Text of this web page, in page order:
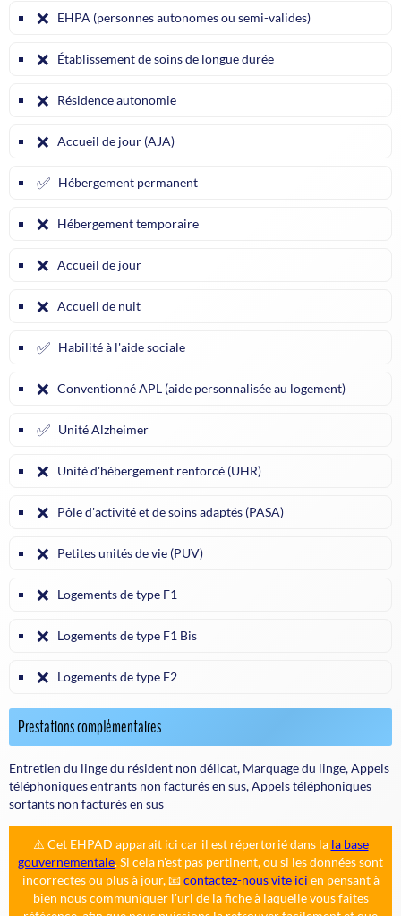
❌ EHPA (personnes autonomes ou semi-valides)
❌ Établissement de soins de longue durée
❌ Résidence autonomie
❌ Accueil de jour (AJA)
✅ Hébergement permanent
❌ Hébergement temporaire
❌ Accueil de jour
❌ Accueil de nuit
✅ Habilité à l'aide sociale
❌ Conventionné APL (aide personnalisée au logement)
✅ Unité Alzheimer
❌ Unité d'hébergement renforcé (UHR)
❌ Pôle d'activité et de soins adaptés (PASA)
❌ Petites unités de vie (PUV)
❌ Logements de type F1
❌ Logements de type F1 Bis
❌ Logements de type F2
Prestations complémentaires
Entretien du linge du résident non délicat, Marquage du linge, Appels
téléphoniques entrants non facturés en sus, Appels téléphoniques
sortants non facturés en sus
⚠️ Cet EHPAD apparait ici car il est répertorié dans la la base
gouvernementale. Si cela n'est pas pertinent, ou si les données sont
incorrectes ou plus à jour, 📧contactez-nous vite ici en pensant à
bien nous communiquer l'url de la fiche à laquelle vous faites